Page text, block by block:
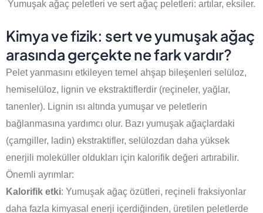
Yumuşak ağaç peletleri ve sert ağaç peletleri: artılar, eksiler.
Kimya ve fizik: sert ve yumuşak ağaç
arasında gerçekte ne fark vardır?
Pelet yanmasını etkileyen temel ahşap bileşenleri selüloz,
hemiselüloz, lignin ve ekstraktiflerdir (reçineler, yağlar,
tanenler). Lignin ısı altında yumuşar ve peletlerin
bağlanmasına yardımcı olur. Bazı yumuşak ağaçlardaki
(çamgiller, ladin) ekstraktifler, selülozdan daha yüksek
enerjili moleküller oldukları için kalorifik değeri artırabilir.
Önemli ayrımlar:
Kalorifik etki: Yumuşak ağaç özütleri, reçineli fraksiyonlar
daha fazla kimyasal enerji içerdiğinden, üretilen peletlerde